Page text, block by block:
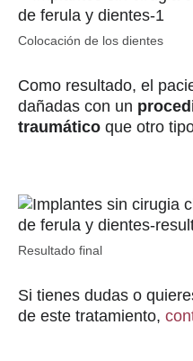
Colocación de los dientes
Como resultado, el
dañadas con un
traumático que otro
Resultado final
Si tienes dudas o
de este tratamiento,